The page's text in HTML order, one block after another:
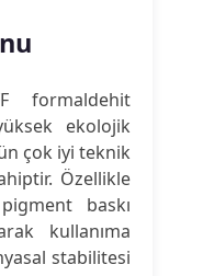
formaldehit
ekolojik
çok iyi teknik
Özellikle
baskı
kullanıma
stabilitesi